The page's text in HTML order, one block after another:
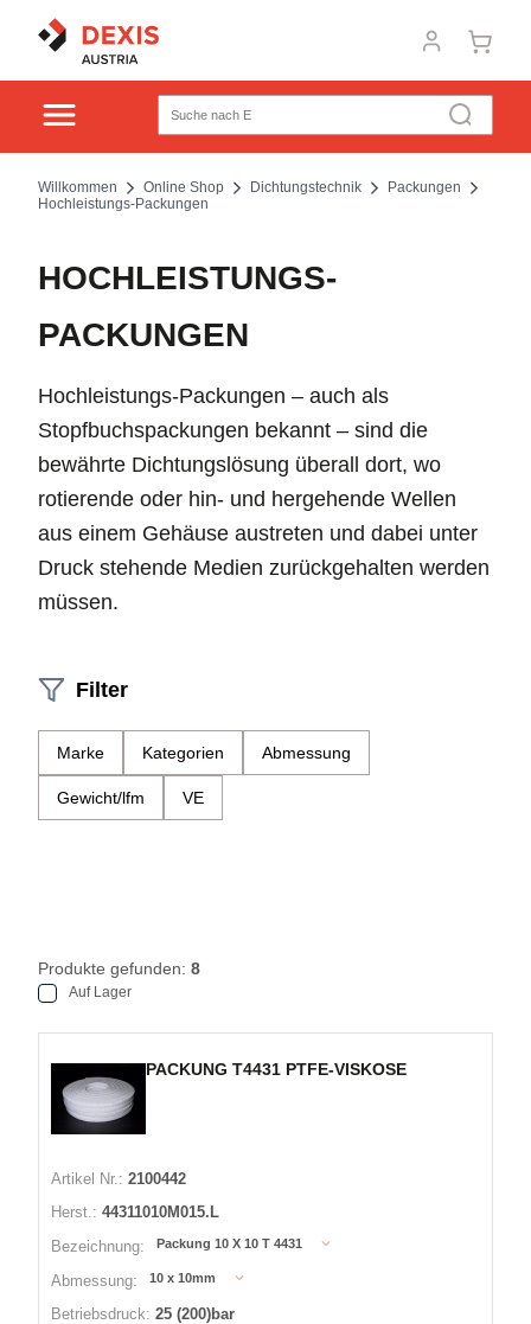
Willkommen Online Shop Dichtungstechnik
Packungen
Hochleistungs-Packungen
HOCHLEISTUNGS-
PACKUNGEN
Hochleistungs-Packungen – auch als
Stopfbuchspackungen bekannt – sind die
bewährte Dichtungslösung überall dort, wo
rotierende oder hin- und hergehende Wellen
aus einem Gehäuse austreten und dabei unter
Druck stehende Medien zurückgehalten werden
müssen.
Filter
Marke Kategorien Abmessung
Gewicht/lfm VE
Produkte gefunden: 8
Auf Lager
PACKUNG T4431 PTFE-VISKOSE
Artikel Nr.: 2100442
Herst.: 44311010M015.L
Bezeichnung:
Packung 10 X 10 T 4431
Abmessung: 10 x 10mm
Betriebsdruck: 25 (200)bar